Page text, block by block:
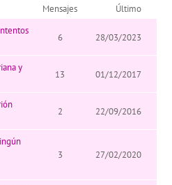
Mensajes
Último
6 28/03/2023
y
13 01/12/2017
2 22/09/2016
3 27/02/2020